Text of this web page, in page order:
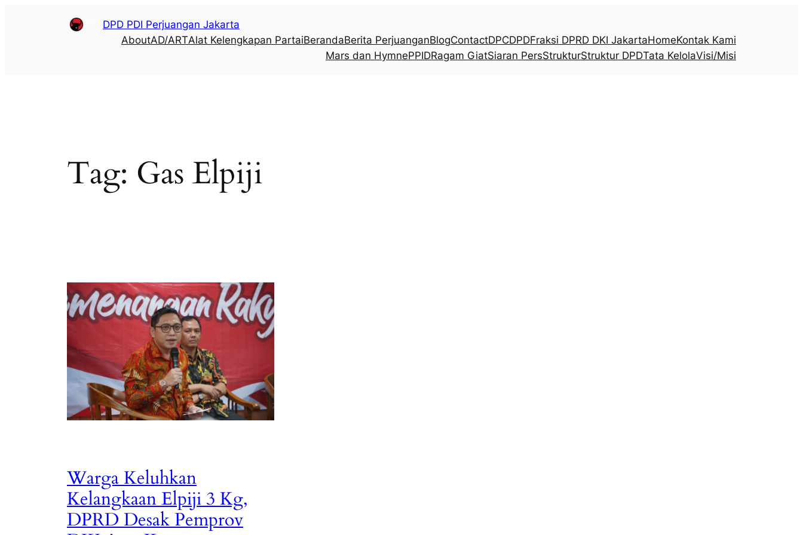
DPD PDI Perjuangan Jakarta
AboutAD/ARTAlat Kelengkapan PartaiBerandaBerita PerjuanganBlogContactDPCDPDFraksi DPRD DKI JakartaHomeKontak Kami
Mars dan HymnePPIDRagam GiatSiaran PersStrukturStruktur DPDTata KelolaVisi/Misi
Tag: Gas Elpiji
Warga Keluhkan
Kelangkaan Elpiji 3 Kg,
DPRD Desak Pemprov